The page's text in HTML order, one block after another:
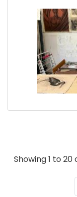
Showing 1 to 20